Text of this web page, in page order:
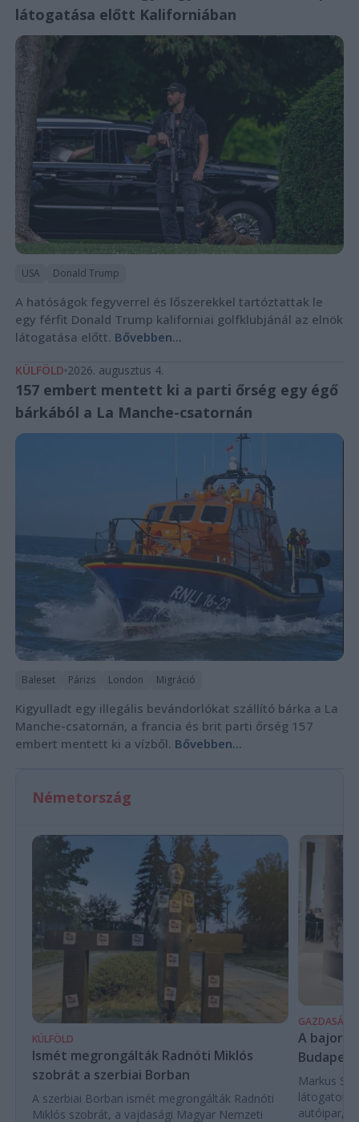
látogatása előtt Kaliforniában
USA Donald Trump
A hatóságok fegyverrel és lőszerekkel tartóztattak le
egy férfit Donald Trump kaliforniai golfklubjánál az elnök
látogatása előtt. Bővebben...
KÜLFÖLD 2026. augusztus 4.
157 embert mentett ki a parti őrség egy égő
bárkából a La Manche-csatornán
Baleset Párizs London Migráció
Kigyulladt egy illegális bevándorlókat szállító bárka a La
Manche-csatornán, a francia és brit parti őrség 157
embert mentett ki a vízből. Bővebben...
Németország
KÜLFÖLD
Ismét megrongálták Radnóti Miklós
szobrát a szerbiai Borban
A szerbiai Borban ismét megrongálták Radnóti
Miklós szobrát, a vajdasági Magyar Nemzeti
GAZDASÁG
A bajor
Markus
látogatott
autóipar,